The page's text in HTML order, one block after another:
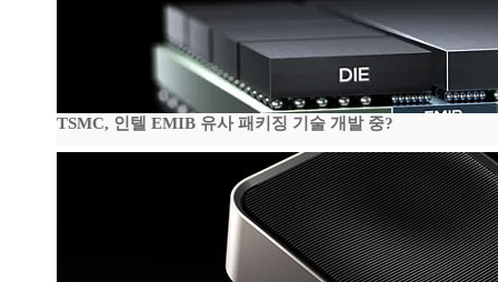
TSMC, 인텔 EMIB 유사 패키징 기술 개발 중?